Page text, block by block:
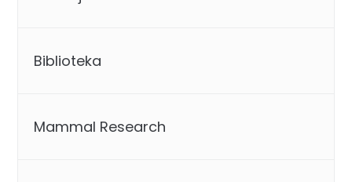
Biblioteka
Mammal Research